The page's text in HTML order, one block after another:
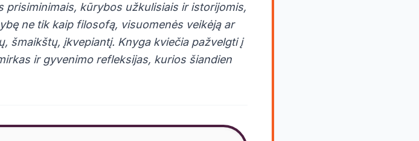
prisiminimais, kūrybos užkulisiais ir istorijomis,
ne tik kaip filosofą, visuomenės veikėją ar
šmaikštų, įkvepiantį. Knyga kviečia pažvelgti į
ir gyvenimo refleksijas, kurios šiandien